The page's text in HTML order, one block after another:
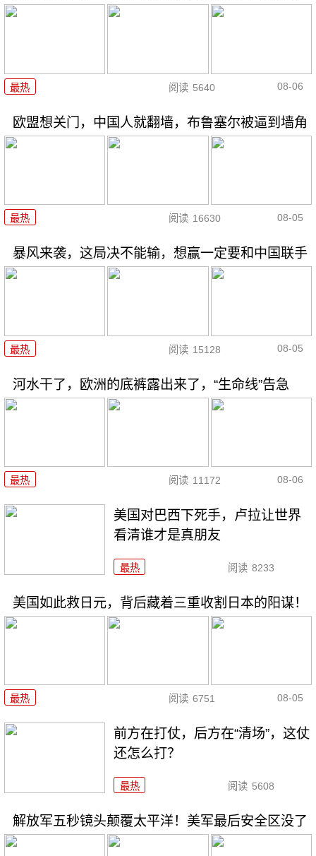
最热 阅读 5640 08-06
欧盟想关门，中国人就翻墙，布鲁塞尔被逼到墙角
最热 阅读 16630 08-05
暴风来袭，这局决不能输，想赢一定要和中国联手
最热 阅读 15128 08-05
河水干了，欧洲的底裤露出来了，“生命线”告急
最热 阅读 11172 08-06
美国对巴西下死手，卢拉让世界
看清谁才是真朋友
最热 阅读 8233
美国如此救日元，背后藏着三重收割日本的阳谋！
最热 阅读 6751 08-05
前方在打仗，后方在“清场”，这仗
还怎么打？
最热 阅读 5608
解放军五秒镜头颠覆太平洋！美军最后安全区没了